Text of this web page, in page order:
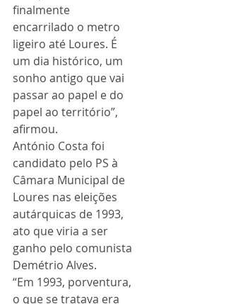
finalmente
encarrilado o metro
ligeiro até Loures. É
um dia histórico, um
sonho antigo que vai
passar ao papel e do
papel ao território”,
afirmou.
António Costa foi
candidato pelo PS à
Câmara Municipal de
Loures nas eleições
autárquicas de 1993,
ato que viria a ser
ganho pelo comunista
Demétrio Alves.
“Em 1993, porventura,
o que se tratava era